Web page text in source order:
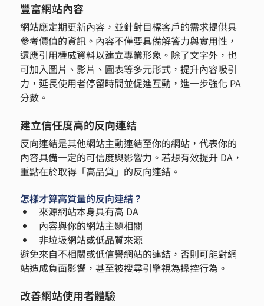
豐富網站內容
網站應定期更新內容，並針對目標客戶的需求提供具
參考價值的資訊。內容不僅要具備解答力與實用性，
還應引用權威資料以建立專業形象。除了文字外，也
可加入圖片、影片、圖表等多元形式，提升內容吸引
力，延長使用者停留時間並促進互動，進一步強化 PA
分數。
建立信任度高的反向連結
反向連結是其他網站主動連結至你的網站，代表你的
內容具備一定的可信度與影響力。若想有效提升 DA，
重點在於取得「高品質」的反向連結。
怎樣才算高質量的反向連結？
來源網站本身具有高 DA
內容與你的網站主題相關
非垃圾網站或低品質來源
避免來自不相關或低信譽網站的連結，否則可能對網
站造成負面影響，甚至被搜尋引擎視為操控行為。
改善網站使用者體驗